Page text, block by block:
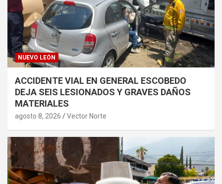
NUEVO LEÓN
ACCIDENTE VIAL EN GENERAL ESCOBEDO
DEJA SEIS LESIONADOS Y GRAVES DAÑOS
MATERIALES
agosto 8, 2026 Vector Norte